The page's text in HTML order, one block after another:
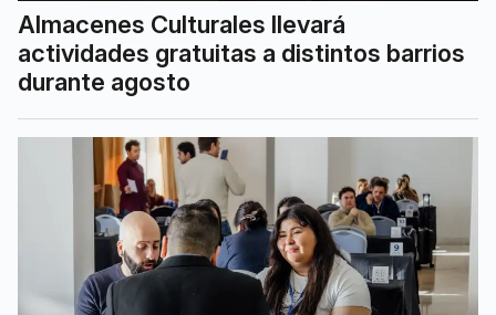
Almacenes Culturales llevará
actividades gratuitas a distintos barrios
durante agosto